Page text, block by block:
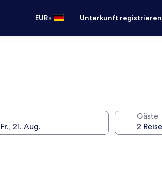
EUR• Unterkunft registrieren
Gäste